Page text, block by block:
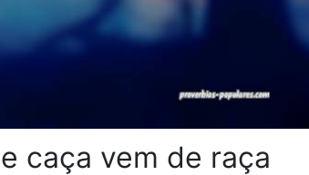
caça vem de raça